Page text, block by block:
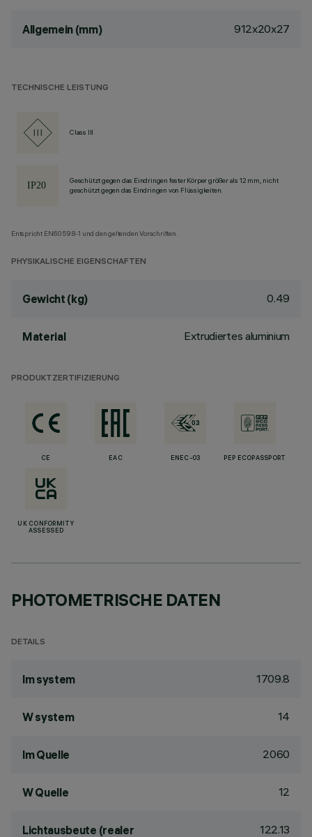
Allgemein (mm) 912x20x27
TECHNISCHE LEISTUNG
Class III
Geschützt gegen das Eindringen fester Körper größer als 12 mm, nicht
geschützt gegen das Eindringen von Flüssigkeiten.
Entspricht EN60598-1 und den geltenden Vorschriften.
PHYSIKALISCHE EIGENSCHAFTEN
Gewicht (kg) 0.49
Material Extrudiertes aluminium
PRODUKTZERTIFIZIERUNG
CE EAC ENEC-03 PEP ECOPASSPORT
UK CONFORMITY
ASSESSED
PHOTOMETRISCHE DATEN
DETAILS
lm system 1709.8
W system 14
lm Quelle 2060
W Quelle 12
Lichtausbeute (realer 122.13